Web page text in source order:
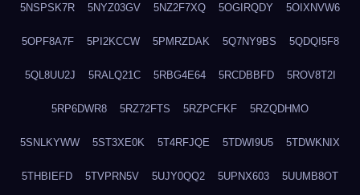
5NSPSK7R 5NYZ03GV 5NZ2F7XQ 5OGIRQDY 5OIXNVW6
5OPF8A7F 5PI2KCCW 5PMRZDAK 5Q7NY9BS 5QDQI5F8
5QL8UU2J 5RALQ21C 5RBG4E64 5RCDBBFD 5ROV8T2I
5RP6DWR8 5RZ72FTS 5RZPCFKF 5RZQDHMO
5SNLKYWW 5ST3XE0K 5T4RFJQE 5TDWI9U5 5TDWKNIX
5THBIEFD 5TVPRN5V 5UJY0QQ2 5UPNX603 5UUMB8OT